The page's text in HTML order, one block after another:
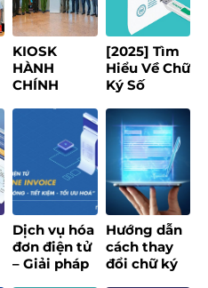
KIOSK
HÀNH
CHÍNH
MINH – GIẢI
PHÁP SỐ
MOBIFONE
HƯỚNG TỚI
PHỤC VỤ
NGƯỜI DÂN
[2025] Tìm
Hiểu Về Chữ
Ký Số
Ích, Loại
Hình & Ứng
Dụng
Dịch vụ hóa
đơn điện tử
– Giải pháp
Hướng dẫn
cách thay
đổi chữ ký